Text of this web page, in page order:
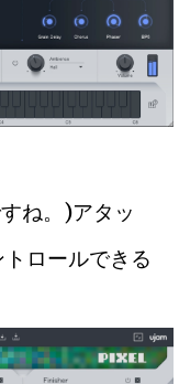
ね。)アタッ
ロールできる